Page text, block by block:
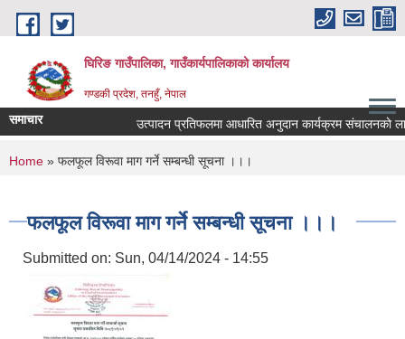
Skip to main content
घिरिङ गाउँपालिका, गाउँकार्यपालिकाको कार्यालय
गण्डकी प्रदेश, तनहुँ, नेपाल
समाचार उत्पादन प्रतिफलमा आधारित अनुदान कार्यक्रम संचालनकाे
You are here
Home » फलफूल विरूवा माग गर्ने सम्बन्धी सूचना ।।।
फलफूल विरूवा माग गर्ने सम्बन्धी सूचना ।।।
Submitted on: Sun, 04/14/2024 - 14:55